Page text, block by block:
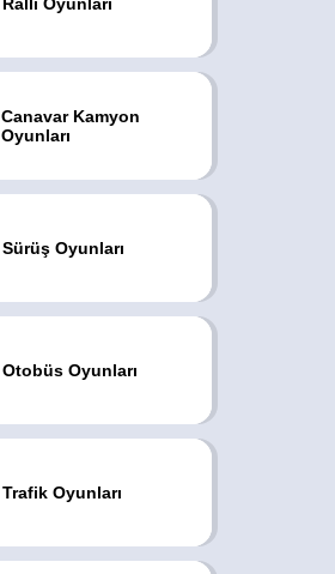
Canavar Kamyon
Oyunları
Sürüş Oyunları
Otobüs Oyunları
Trafik Oyunları